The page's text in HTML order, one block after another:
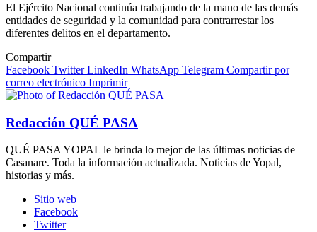
El Ejército Nacional continúa trabajando de la mano de las demás
entidades de seguridad y la comunidad para contrarrestar los
diferentes delitos en el departamento.
Compartir
Facebook Twitter LinkedIn WhatsApp Telegram Compartir por
correo electrónico Imprimir
Redacción QUÉ PASA
QUÉ PASA YOPAL le brinda lo mejor de las últimas noticias de
Casanare. Toda la información actualizada. Noticias de Yopal,
historias y más.
Sitio web
Facebook
Twitter